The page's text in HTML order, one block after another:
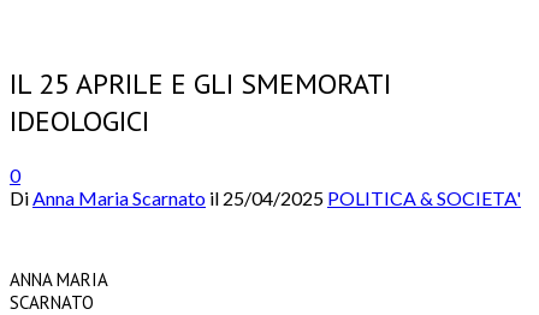
IL 25 APRILE E GLI SMEMORATI
IDEOLOGICI
0
DiAnna Maria Scarnato il 25/04/2025 POLITICA & SOCIETA'
ANNA MARIA
SCARNATO